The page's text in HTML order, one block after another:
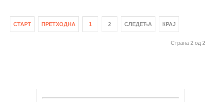
СТАРТ ПРЕТХОДНА 1 2 СЛЕДЕЋА КРАЈ
Страна 2 од 2